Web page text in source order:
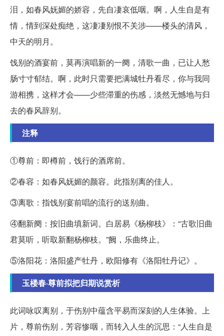
泪，如春风妩媚的娇容，先自凄哀低咽。啊，人生自是有
情，情到深处痴绝，这凄凄别恨不关涉——楼头的清风，
中天的明月。
饯别的酒宴前，莫再演唱新的一阕，清歌一曲，已让人愁
肠寸寸郁结。啊，此时只需要把满城牡丹看尽，你与我同
游相携，这样才会——少些滞重的伤感，淡然无憾地与归
去的春风辞别。
注释
①尊前：即樽前，饯行的酒席前。
②春容：如春风妩媚的颜容。此指别离的佳人。
③离歌：指饯别宴前唱的流行的送别曲。
④翻新阕：按旧曲填新词。白居易《杨柳枝》：“古歌旧曲
君莫听，听取新翻杨柳枝。”阙，乐曲终止。
⑤洛阳花：洛阳盛产牡丹，欧阳修有《洛阳牡丹记》。
玉楼春·尊前拟把归期说赏析
此词咏叹离别，于伤别中蕴含平易而深刻的人生体验。上
片，尊前伤别，芳容惨咽，而转入人生的沉思：“人生自是